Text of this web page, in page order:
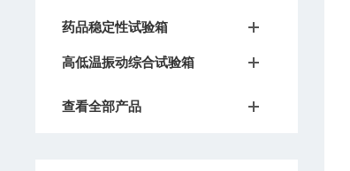
药品稳定性试验箱
高低温振动综合试验箱
查看全部产品